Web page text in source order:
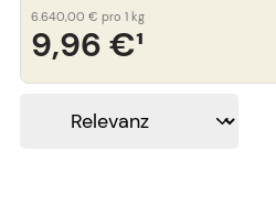
9,96 €¹
6.640,00 € pro 1 kg